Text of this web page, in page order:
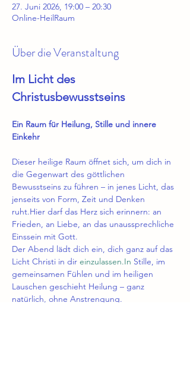
27. Juni 2026, 19:00 – 20:30
Online-HeilRaum
Über die Veranstaltung
Im Licht des
Christusbewusstseins
Ein Raum für Heilung, Stille und innere
Einkehr
Dieser heilige Raum öffnet sich, um dich in
die Gegenwart des göttlichen
Bewusstseins zu führen – in jenes Licht, das
jenseits von Form, Zeit und Denken
ruht.Hier darf das Herz sich erinnern: an
Frieden, an Liebe, an das unaussprechliche
Einssein mit Gott.
Der Abend lädt dich ein, dich ganz auf das
Licht Christi in dir einzulassen.In Stille, im
gemeinsamen Fühlen und im heiligen
Lauschen geschieht Heilung – ganz
natürlich, ohne Anstrengung.